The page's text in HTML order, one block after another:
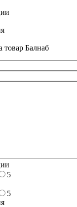
товар Балнаб
5
5